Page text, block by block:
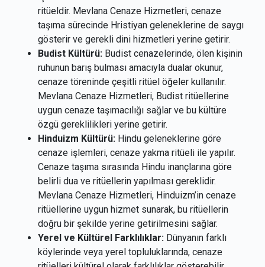
ritüeldir. Mevlana Cenaze Hizmetleri, cenaze
taşıma sürecinde Hristiyan geleneklerine de saygı
gösterir ve gerekli dini hizmetleri yerine getirir.
Budist Kültürü: Budist cenazelerinde, ölen kişinin
ruhunun barış bulması amacıyla dualar okunur,
cenaze töreninde çeşitli ritüel öğeler kullanılır.
Mevlana Cenaze Hizmetleri, Budist ritüellerine
uygun cenaze taşımacılığı sağlar ve bu kültüre
özgü gereklilikleri yerine getirir.
Hinduizm Kültürü: Hindu geleneklerine göre
cenaze işlemleri, cenaze yakma ritüeli ile yapılır.
Cenaze taşıma sırasında Hindu inançlarına göre
belirli dua ve ritüellerin yapılması gereklidir.
Mevlana Cenaze Hizmetleri, Hinduizm’in cenaze
ritüellerine uygun hizmet sunarak, bu ritüellerin
doğru bir şekilde yerine getirilmesini sağlar.
Yerel ve Kültürel Farklılıklar: Dünyanın farklı
köylerinde veya yerel topluluklarında, cenaze